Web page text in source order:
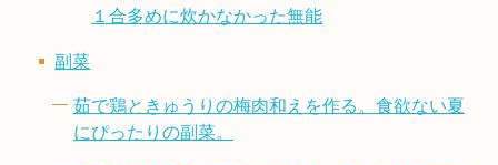
１合多めに炊かなかった無能
副菜
茹で鶏ときゅうりの梅肉和えを作る。食欲ない夏
にぴったりの副菜。